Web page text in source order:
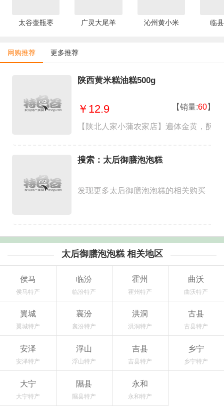
太谷壶瓶枣 广灵大尾羊 沁州黄小米 临
网购推荐 更多推荐
陕西黄米糕油糕500g
￥12.9 【销量:60】
【陕北人家小蒲农家店】遍体金黄，酥
搜索：太后御膳泡泡糕
发现更多太后御膳泡泡糕的相关购买
太后御膳泡泡糕 相关地区
侯马
侯马特产
临汾
临汾特产
霍州
霍州特产
曲沃
曲沃特产
翼城
翼城特产
襄汾
襄汾特产
洪洞
洪洞特产
古县
古县特产
安泽
安泽特产
浮山
浮山特产
吉县
吉县特产
乡宁
乡宁特产
大宁
大宁特产
隰县
隰县特产
永和
永和特产